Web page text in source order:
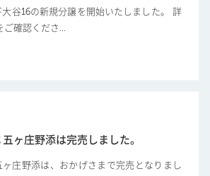
大谷16の新規分譲を開始いたしました。 詳
ご確認くださ...
五ヶ庄野添は完売しました。
ヶ庄野添は、おかげさまで完売となりまし